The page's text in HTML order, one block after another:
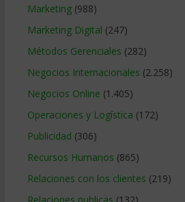
Marketing(988)
Marketing Digital (247)
Métodos Gerenciales (282)
Negocios Internacionales (2.258)
Negocios Online (1.405)
Operaciones y Logística (172)
Publicidad (306)
Recursos Humanos (865)
Relaciones con los clientes (219)